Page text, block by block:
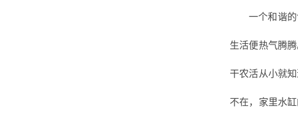
一个和谐
生活便热气腾
干农活从小就
不在，家里水